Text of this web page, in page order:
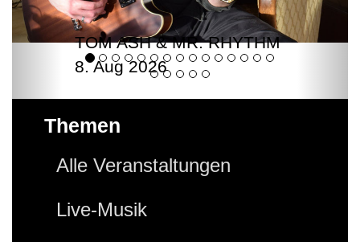
TOM ASH & MR. RHYTHM
8. Aug 2026
Themen
Alle Veranstaltungen
Live-Musik